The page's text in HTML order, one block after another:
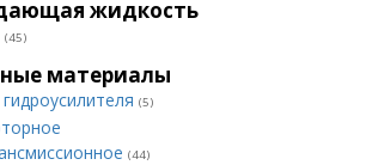
жидкость
(45)
материалы
(5)
(44)